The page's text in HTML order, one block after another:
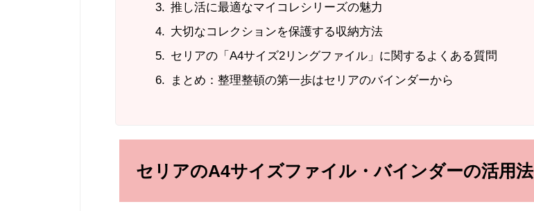
推し活に最適なマイコレシリーズの魅力
大切なコレクションを保護する収納方法
セリアの「A4サイズ2リングファイル」に関するよくある質問
まとめ：整理整頓の第一歩はセリアのバインダーから
セリアのA4サイズファイル・バインダーの活用法